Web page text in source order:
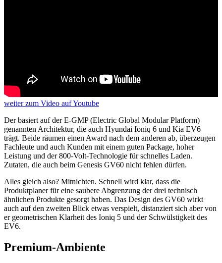
weiterzum Video auf Youtube
Der basiert auf der E-GMP (Electric Global Modular Platform)
genannten Architektur, die auch Hyundai Ioniq 6 und Kia EV6
trägt. Beide räumen einen Award nach dem anderen ab, überzeugen
Fachleute und auch Kunden mit einem guten Package, hoher
Leistung und der 800-Volt-Technologie für schnelles Laden.
Zutaten, die auch beim Genesis GV60 nicht fehlen dürfen.
Alles gleich also? Mitnichten. Schnell wird klar, dass die
Produktplaner für eine saubere Abgrenzung der drei technisch
ähnlichen Produkte gesorgt haben. Das Design des GV60 wirkt
auch auf den zweiten Blick etwas verspielt, distanziert sich aber von
er geometrischen Klarheit des Ioniq 5 und der Schwülstigkeit des
EV6.
Premium-Ambiente